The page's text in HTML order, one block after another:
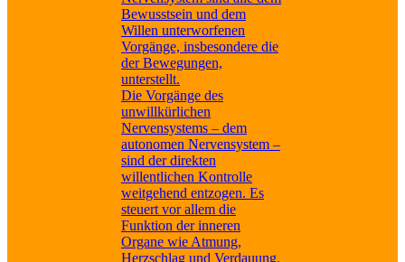
Bewusstsein und dem
Willen unterworfenen
Vorgänge, insbesondere die
der Bewegungen,
unterstellt.
Die Vorgänge des
unwillkürlichen
Nervensystems – dem
autonomen Nervensystem –
sind der direkten
willentlichen Kontrolle
weitgehend entzogen. Es
steuert vor allem die
Funktion der inneren
Organe wie Atmung,
Herzschlag und Verdauung.